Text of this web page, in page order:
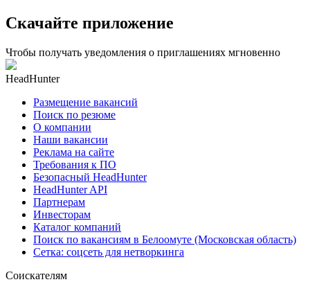
Скачайте приложение
Чтобы получать уведомления о приглашениях мгновенно
HeadHunter
Размещение вакансий
Поиск по резюме
О компании
Наши вакансии
Реклама на сайте
Требования к ПО
Безопасный HeadHunter
HeadHunter API
Партнерам
Инвесторам
Каталог компаний
Поиск по вакансиям в Белоомуте (Московская область)
Сетка: соцсеть для нетворкинга
Соискателям